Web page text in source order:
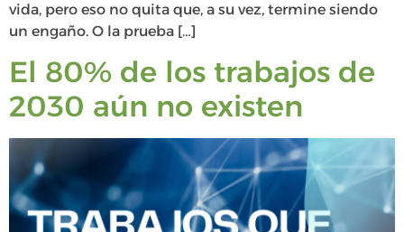
vida, pero eso no quita que, a su vez, termine siendo
un engaño. O la prueba […]
El 80% de los trabajos de
2030 aún no existen